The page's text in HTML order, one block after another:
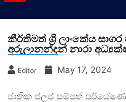
කීර්තිමත් ශ්‍රී ලාංකේය
අරුලානන්දන් නාරා
Editor May 17, 2024
ජාතික ජලජ සම්පත්